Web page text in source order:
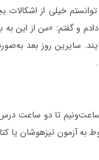
خیلی از اشکالات
دادم و گفتم: «من از این
سایرین روز بعد
تا دو ساعت
به آزمون تیزهوشان یا